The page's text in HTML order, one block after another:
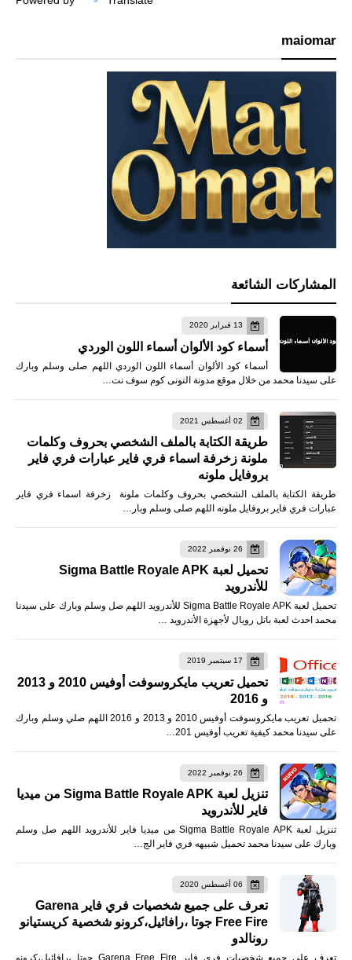
maiomar
المشاركات الشائعة
13 فبراير 2020
أسماء كود الألوان أسماء اللون الوردي
أسماء كود الألوان أسماء اللون الوردي اللهم صلى وسلم وبارك
على سيدنا محمد من خلال موقع مدونة التونى كوم سوف نت…
02 أغسطس 2021
طريقة الكتابة بالملف الشخصي بحروف وكلمات
ملونة زخرفة اسماء فري فاير عبارات فري فاير
بروفايل ملونه
طريقة الكتابة بالملف الشخصي بحروف وكلمات ملونة زخرفة اسماء فري فاير
عبارات فري فاير بروفايل ملونه اللهم صلى وسلم وبار…
26 نوفمبر 2022
تحميل لعبة Sigma Battle Royale APK
للأندرويد
تحميل لعبة Sigma Battle Royale APK للأندرويد اللهم صل وسلم وبارك على سيدنا
محمد احدث لعبة باتل رويال لأجهزة الأندرويد …
17 سبتمبر 2019
تحميل تعريب مايكروسوفت أوفيس 2010 و 2013
و 2016
تحميل تعريب مايكروسوفت أوفيس 2010 و 2013 و 2016 اللهم صلي وسلم وبارك
على سيدنا محمد كيفية تعريب أوفيس 201…
26 نوفمبر 2022
تنزيل لعبة Sigma Battle Royale APK من ميديا
فاير للأندرويد
تنزيل لعبة Sigma Battle Royale APK من ميديا فاير للأندرويد اللهم صل وسلم
وبارك على سيدنا محمد تحميل شبيهه فري فاير الج…
06 أغسطس 2020
تعرف على جميع شخصيات فري فاير Garena
Free Fire جوتا ،رافائيل،كرونو شخصية كريستيانو
رونالدو